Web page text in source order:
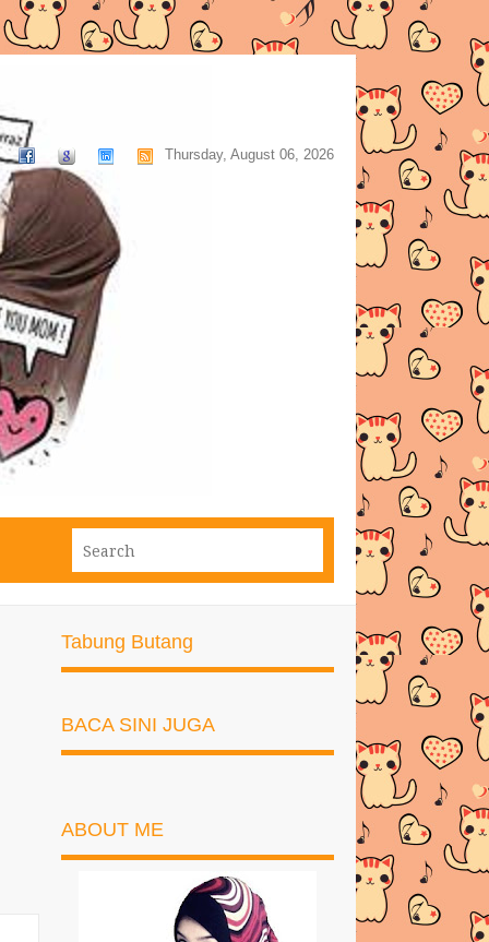
Thursday, August 06, 2026
Tabung Butang
BACA SINI JUGA
ABOUT ME